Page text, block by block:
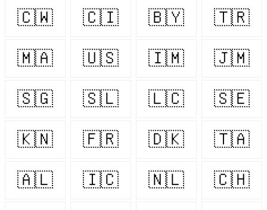
🇨🇼 🇨🇮 🇧🇾 🇹🇷
🇲🇦 🇺🇸 🇮🇲 🇯🇲
🇸🇬 🇸🇱 🇱🇨 🇸🇪
🇰🇳 🇫🇷 🇩🇰 🇹🇦
🇦🇱 🇮🇨 🇳🇱 🇨🇭